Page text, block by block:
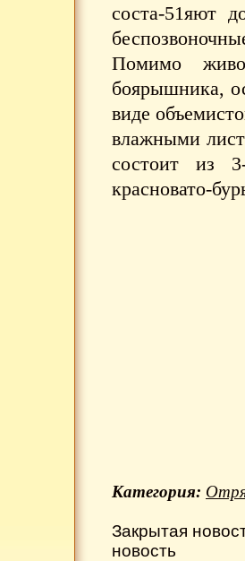
соста-51яют
Помимо
боярышника,
виде
влажными
состоит из
красновато-
Категория:
Закрытая
новость